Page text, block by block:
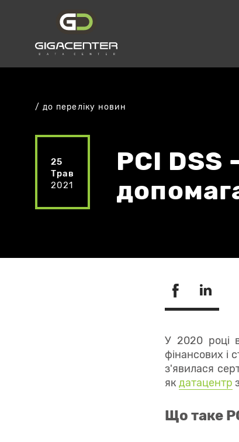
до переліку новин
25
Трав
2021
PCI
У 2020 році
фінансових і
з'явилася
як датацентр
Що таке